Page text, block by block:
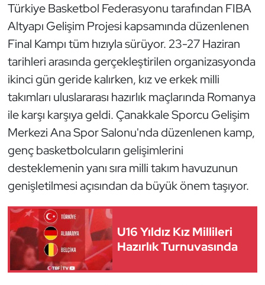
Türkiye Basketbol Federasyonu tarafından FIBA
Altyapı Gelişim Projesi kapsamında düzenlenen
Final Kampı tüm hızıyla sürüyor. 23-27 Haziran
tarihleri arasında gerçekleştirilen organizasyonda
ikinci gün geride kalırken, kız ve erkek milli
takımları uluslararası hazırlık maçlarında Romanya
ile karşı karşıya geldi. Çanakkale Sporcu Gelişim
Merkezi Ana Spor Salonu'nda düzenlenen kamp,
genç basketbolcuların gelişimlerini
desteklemenin yanı sıra milli takım havuzunun
genişletilmesi açısından da büyük önem taşıyor.
U16 Yıldız Kız Millileri
Hazırlık Turnuvasında
E-Spor
Eskrim
Futbol
Futsal
Genel
Golf
Güreş
Halter
Hava Sporları